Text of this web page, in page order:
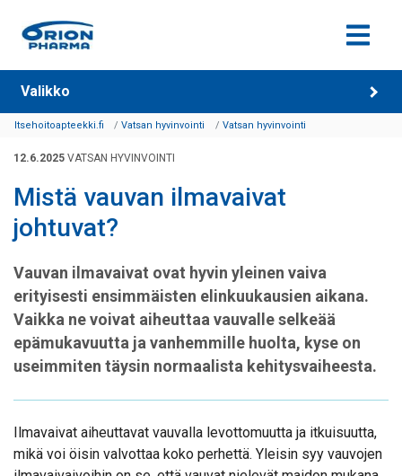
Siirry sisältöön
Valikko
Itsehoitoapteekki.fi Vatsan hyvinvointi Vatsan hyvinvointi
12.6.2025 VATSAN HYVINVOINTI
Mistä vauvan ilmavaivat
johtuvat?
Vauvan ilmavaivat ovat hyvin yleinen vaiva
erityisesti ensimmäisten elinkuukausien aikana.
Vaikka ne voivat aiheuttaa vauvalle selkeää
epämukavuutta ja vanhemmille huolta, kyse on
useimmiten täysin normaalista kehitysvaiheesta.
Ilmavaivat aiheuttavat vauvalla levottomuutta ja itkuisuutta,
mikä voi öisin valvottaa koko perhettä. Yleisin syy vauvojen